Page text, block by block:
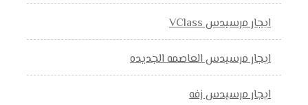
ايجار مرسيدس VClass
ايجار مرسيدس العاصمه الجديده
ايجار مرسيدس زفه